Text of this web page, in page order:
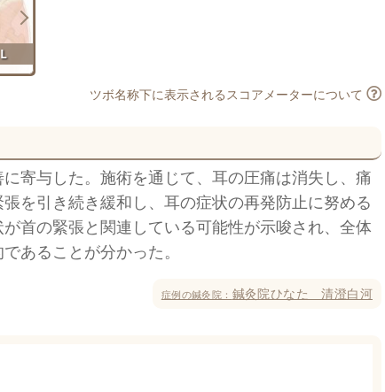
ツボ名称下に表示されるスコアメーターについて
寄与した。施術を通じて、耳の圧痛は消失し、痛
を引き続き緩和し、耳の症状の再発防止に努める
首の緊張と関連している可能性が示唆され、全体
あることが分かった。
症例の鍼灸院： 鍼灸院ひなた 清澄白河